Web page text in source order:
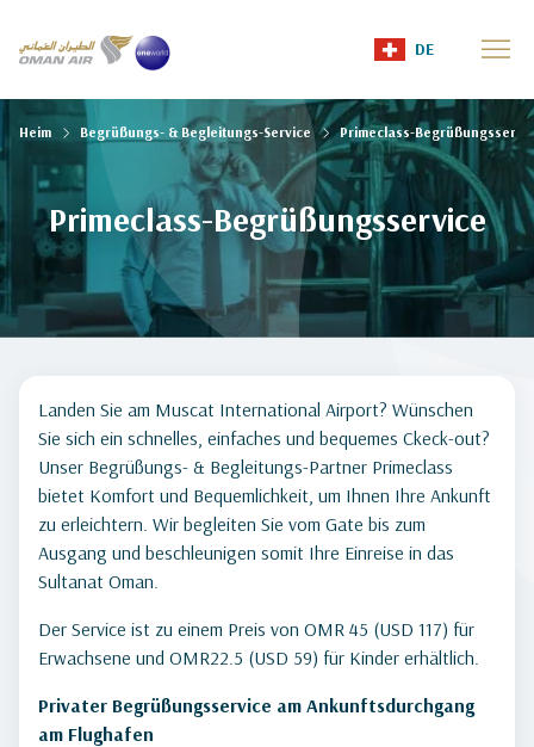
DE
Primeclass-Begrüßungsservice
Heim Begrüßungs- & Begleitungs-Service Primeclass-
Landen Sie am Muscat International Airport? Wünschen
Sie sich ein schnelles, einfaches und bequemes Ckeck-out?
Unser Begrüßungs- & Begleitungs-Partner Primeclass
bietet Komfort und Bequemlichkeit, um Ihnen Ihre Ankunft
zu erleichtern. Wir begleiten Sie vom Gate bis zum
Ausgang und beschleunigen somit Ihre Einreise in das
Sultanat Oman.
Der Service ist zu einem Preis von OMR 45 (USD 117) für
Erwachsene und OMR22.5 (USD 59) für Kinder erhältlich.
Privater Begrüßungsservice am Ankunftsdurchgang
am Flughafen